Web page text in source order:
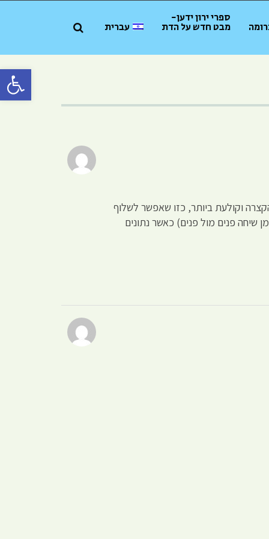
פתח
ספרי ירון ידען-
מבט חדש על הדת עברית
וקולעת ביותר, כזו שאפשר לשלוף
שיחה פנים מול פנים) כאשר נתונים